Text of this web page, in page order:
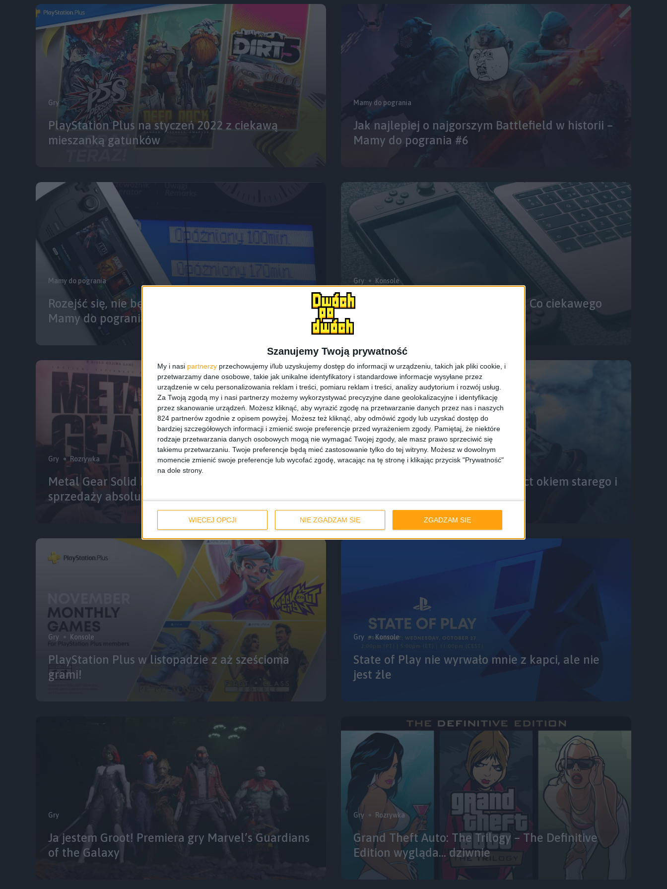
Szanujemy Twoją prywatność
My i nasi partnerzy przechowujemy i/lub uzyskujemy dostęp do informacji w urządzeniu, takich jak pliki cookie, i
przetwarzamy dane osobowe, takie jak unikalne identyfikatory i standardowe informacje wysyłane przez
urządzenie w celu personalizowania reklam i treści, pomiaru reklam i treści, analizy audytorium i rozwój usług.
Za Twoją zgodą my i nasi partnerzy możemy wykorzystywać precyzyjne dane geolokalizacyjne i identyfikację
przez skanowanie urządzeń. Możesz kliknąć, aby wyrazić zgodę na przetwarzanie danych przez nas i naszych
824 partnerów zgodnie z opisem powyżej. Możesz też kliknąć, aby odmówić zgody lub uzyskać dostęp do
bardziej szczegółowych informacji i zmienić swoje preferencje przed wyrażeniem zgody. Pamiętaj, że niektóre
rodzaje przetwarzania danych osobowych mogą nie wymagać Twojej zgody, ale masz prawo sprzeciwić się
takiemu przetwarzaniu. Twoje preferencje będą mieć zastosowanie tylko do tej witryny. Możesz w dowolnym
momencie zmienić swoje preferencje lub wycofać zgodę, wracając na tę stronę i klikając przycisk "Prywatność"
na dole strony.
WIĘCEJ OPCJI NIE ZGADZAM SIĘ ZGADZAM SIĘ
Gry
PlayStation Plus na styczeń 2022 z ciekawą
mieszanką gatunków
Mamy do pogrania
Jak najlepiej o najgorszym Battlefield w historii –
Mamy do pogrania #6
Mamy do pogrania
Rozejść się, nie będzie SteamDecka pod choinkę –
Mamy do pogrania #5
Gry Konsole
Obniżka na gry Nintendo Switch. Co ciekawego
Gry Rozrywka
Metal Gear Solid Ban? Konami wycofuje ze
sprzedaży absolutne klasyki
Gry
Najnowsza zapowiedź Mass Effect okiem starego i
Gry Konsole
PlayStation Plus w listopadzie z aż sześcioma
grami!
Gry Konsole
State of Play nie wyrwało mnie z kapci, ale nie
jest źle
Gry
Ja jestem Groot! Premiera gry Marvel’s Guardians
of the Galaxy
Gry Rozrywka
Grand Theft Auto: The Trilogy – The Definitive
Edition wygląda… dziwnie